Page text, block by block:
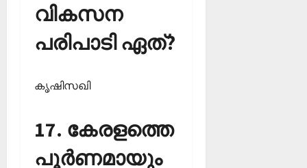
വികസന
പരിപാടി ഏത്?
കൃഷിസഖി
17. കേരളത്തെ
പൂര്‍ണമായും